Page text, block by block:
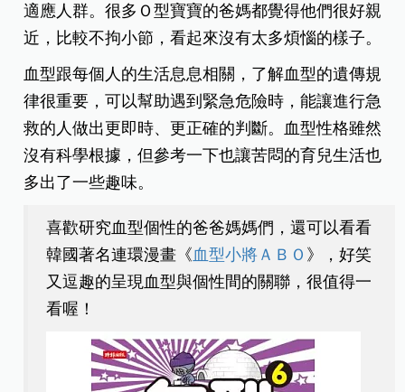
適應人群。很多Ｏ型寶寶的爸媽都覺得他們很好親
近，比較不拘小節，看起來沒有太多煩惱的樣子。
血型跟每個人的生活息息相關，了解血型的遺傳規
律很重要，可以幫助遇到緊急危險時，能讓進行急
救的人做出更即時、更正確的判斷。血型性格雖然
沒有科學根據，但參考一下也讓苦悶的育兒生活也
多出了一些趣味。
喜歡研究血型個性的爸爸媽媽們，還可以看看
韓國著名連環漫畫《血型小將ＡＢＯ 》，好笑
又逗趣的呈現血型與個性間的關聯，很值得一
看喔！